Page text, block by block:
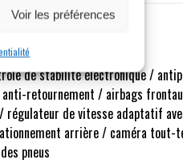
Voir les préférences
de stabilité électronique /
retournement / airbags
de vitesse adaptatif
arrière / caméra tout-
pneus